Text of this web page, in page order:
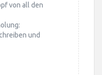
von all den
und